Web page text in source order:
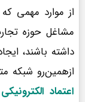
از موارد مهمی
مشاغل حوزه
داشته باشند،
ازهمین‌رو شبکه
اعتماد الکترونیکی